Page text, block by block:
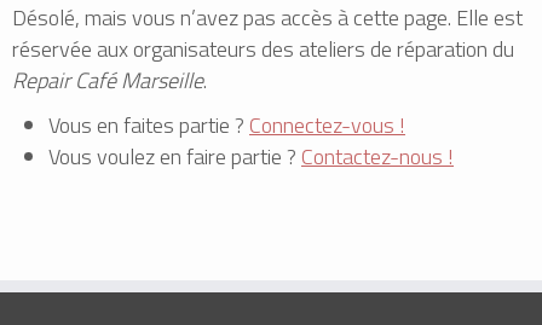
Désolé, mais vous n’avez pas accès à cette page. Elle est
réservée aux organisateurs des ateliers de réparation du
Repair Café Marseille.
Vous en faites partie ? Connectez-vous !
Vous voulez en faire partie ? Contactez-nous !